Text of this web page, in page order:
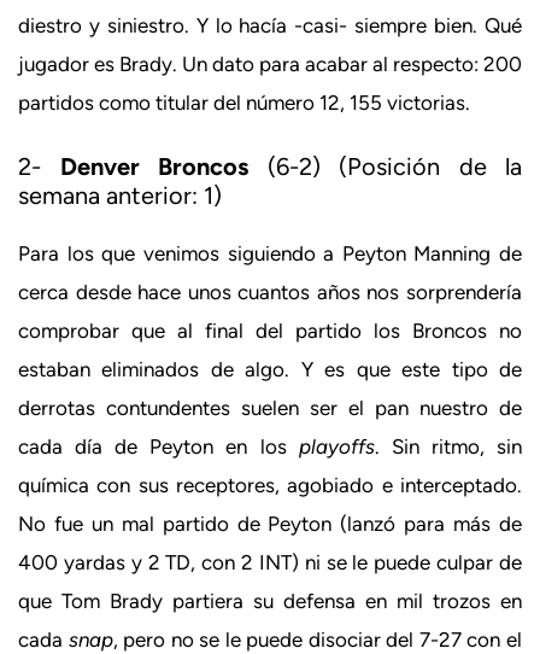
diestro y siniestro. Y lo hacía -casi- siempre bien. Qué
jugador es Brady. Un dato para acabar al respecto: 200
partidos como titular del número 12, 155 victorias.
2- Denver Broncos (6-2) (Posición de la
semana anterior: 1)
Para los que venimos siguiendo a Peyton Manning de
cerca desde hace unos cuantos años nos sorprendería
comprobar que al final del partido los Broncos no
estaban eliminados de algo. Y es que este tipo de
derrotas contundentes suelen ser el pan nuestro de
cada día de Peyton en los playoffs. Sin ritmo, sin
química con sus receptores, agobiado e interceptado.
No fue un mal partido de Peyton (lanzó para más de
400 yardas y 2 TD, con 2 INT) ni se le puede culpar de
que Tom Brady partiera su defensa en mil trozos en
cada snap, pero no se le puede disociar del 7-27 con el